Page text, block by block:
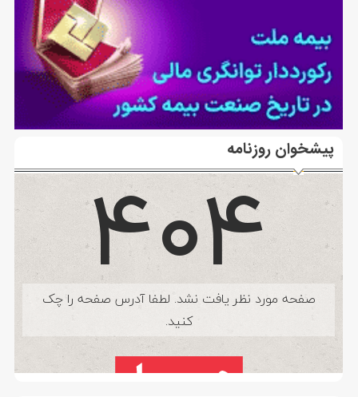
پیشخوان روزنامه